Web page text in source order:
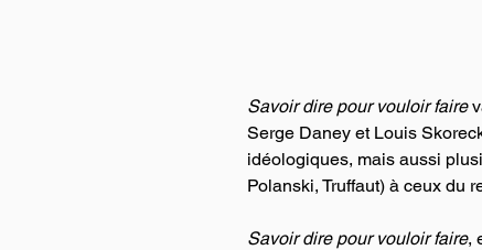
Savoir dire pour vouloir faire
Serge Daney et Louis
idéologiques, mais aussi
Polanski, Truffaut) à ceux du
Savoir dire pour vouloir faire,